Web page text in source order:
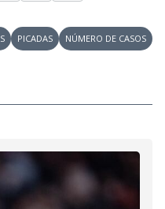
PICADAS NÚMERO DE CASOS